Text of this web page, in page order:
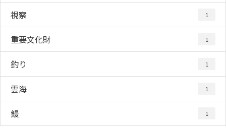
視察 1
重要文化財 1
釣り 1
雲海 1
鰻 1